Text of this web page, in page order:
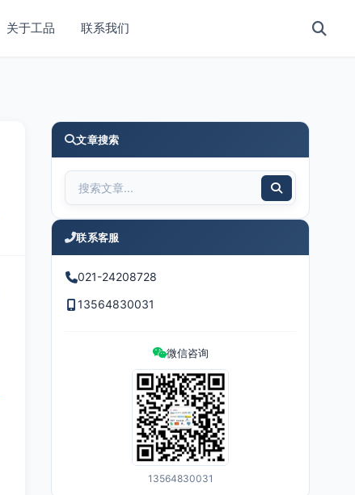
关于工品 联系我们
文章搜索
联系客服
021-24208728
13564830031
微信咨询
13564830031